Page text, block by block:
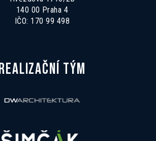
REALIZAČNÍ TÝM
140 00 Praha 4
IČO: 170 99 498